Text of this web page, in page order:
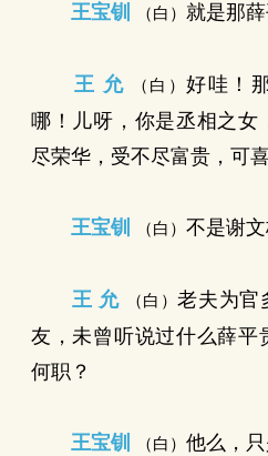
王宝钏 （白） 就是那薛
王 允 （白）好哇！
哪！儿呀，你是丞相之女
尽荣华，受不尽富贵，可
王宝钏 （白） 不是谢
王 允 （白）老夫为官
友，未曾听说过什么薛平
何职？
王宝钏 （白） 他么，